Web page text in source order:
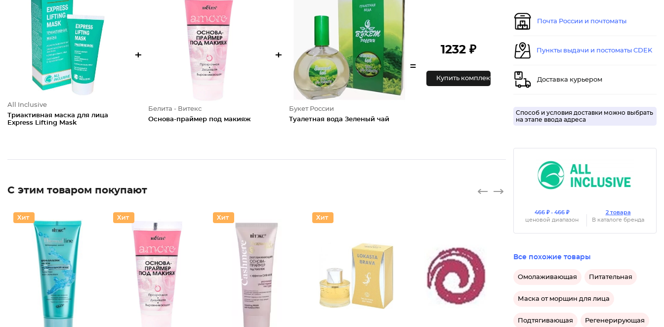
All Inclusive
Триактивная маска для лица
Express Lifting Mask
+
Белита - Витекс
Основа-праймер под макияж
+
Букет России
Туалетная вода Зеленый чай
=
1232 ₽
Купить комплект
С этим товаром покупают
Каранда
Почта России и почтоматы
Пункты выдачи и постоматы CDEK
Доставка курьером
Способ и условия доставки можно выбрать
на этапе ввода адреса
466 ₽ - 466 ₽
ценовой диапазон
2 товара
В каталоге бренда
Все похожие товары
Омолаживающая Питательная
Маска от морщин для лица
Подтягивающая Регенерирующая